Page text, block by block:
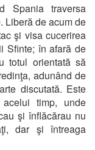
Spania traversa
Liberă de acum de
şi visa cucerirea
Sfinte; în afară de
totul orientată să
adunând de
discutată. Este
timp, unde
şi înflăcărau nu
dar şi întreaga